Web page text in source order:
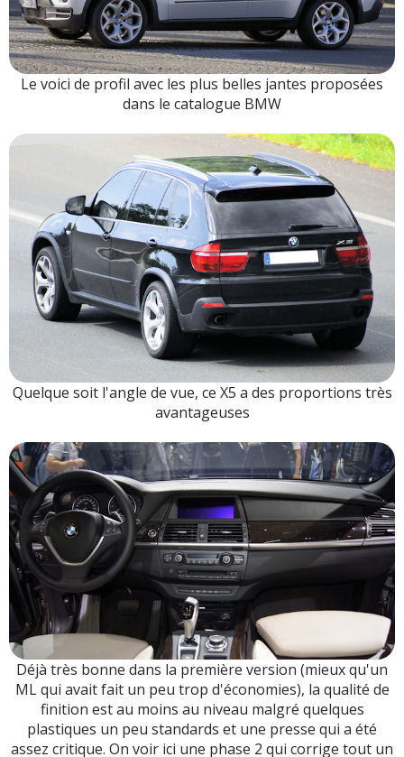
Le voici de profil avec les plus belles jantes proposées
dans le catalogue BMW
Quelque soit l'angle de vue, ce X5 a des proportions très
avantageuses
Déjà très bonne dans la première version (mieux qu'un
ML qui avait fait un peu trop d'économies), la qualité de
finition est au moins au niveau malgré quelques
plastiques un peu standards et une presse qui a été
assez critique. On voir ici une phase 2 qui corrige tout un